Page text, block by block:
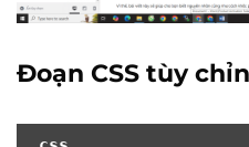
Đoạn CSS tùy